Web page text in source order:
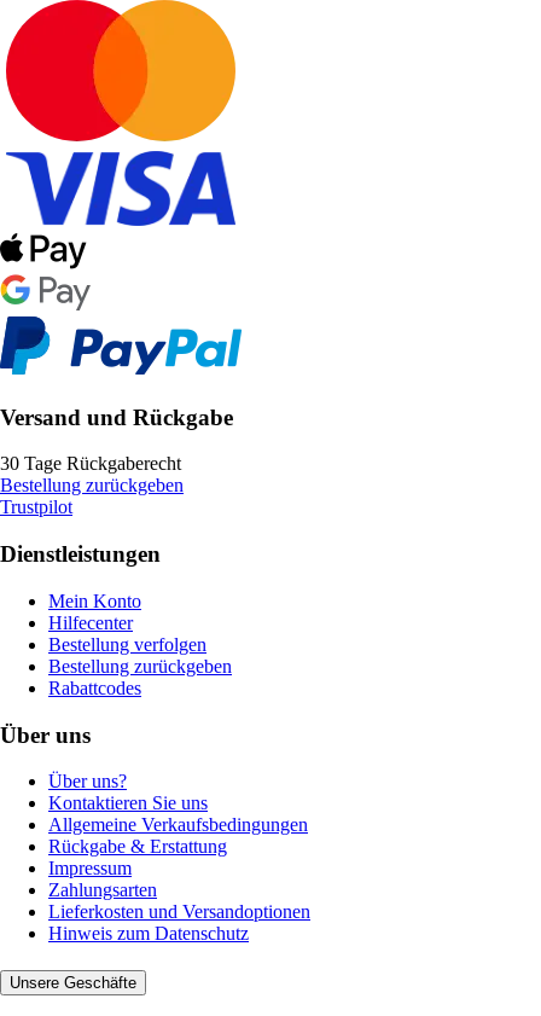
Versand und Rückgabe
30 Tage Rückgaberecht
Bestellung zurückgeben
Trustpilot
Dienstleistungen
Mein Konto
Hilfecenter
Bestellung verfolgen
Bestellung zurückgeben
Rabattcodes
Über uns
Über uns?
Kontaktieren Sie uns
Allgemeine Verkaufsbedingungen
Rückgabe & Erstattung
Impressum
Zahlungsarten
Lieferkosten und Versandoptionen
Hinweis zum Datenschutz
Unsere Geschäfte